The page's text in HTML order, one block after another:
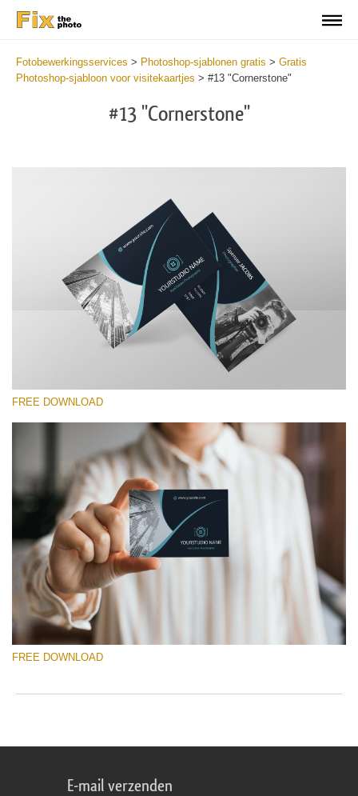
Fotobewerkingsservices > Photoshop-sjablonen gratis > Gratis
Photoshop-sjabloon voor visitekaartjes > #13 "Cornerstone"
#13 "Cornerstone"
Please select
Free Template #13
Photography Flyer Template
Free download
FREE DOWNLOAD
FREE DOWNLOAD
E-mail verzenden